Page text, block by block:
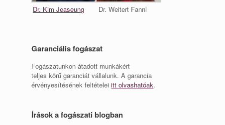
Dr. Kim Jeaseung Dr. Weitert Fanni
Garanciális fogászat
Fogászatunkon átadott munkákért
teljes körű garanciát vállalunk. A garancia
érvényesítésének feltételeiitt olvashatóak.
Írások a fogászati blogban